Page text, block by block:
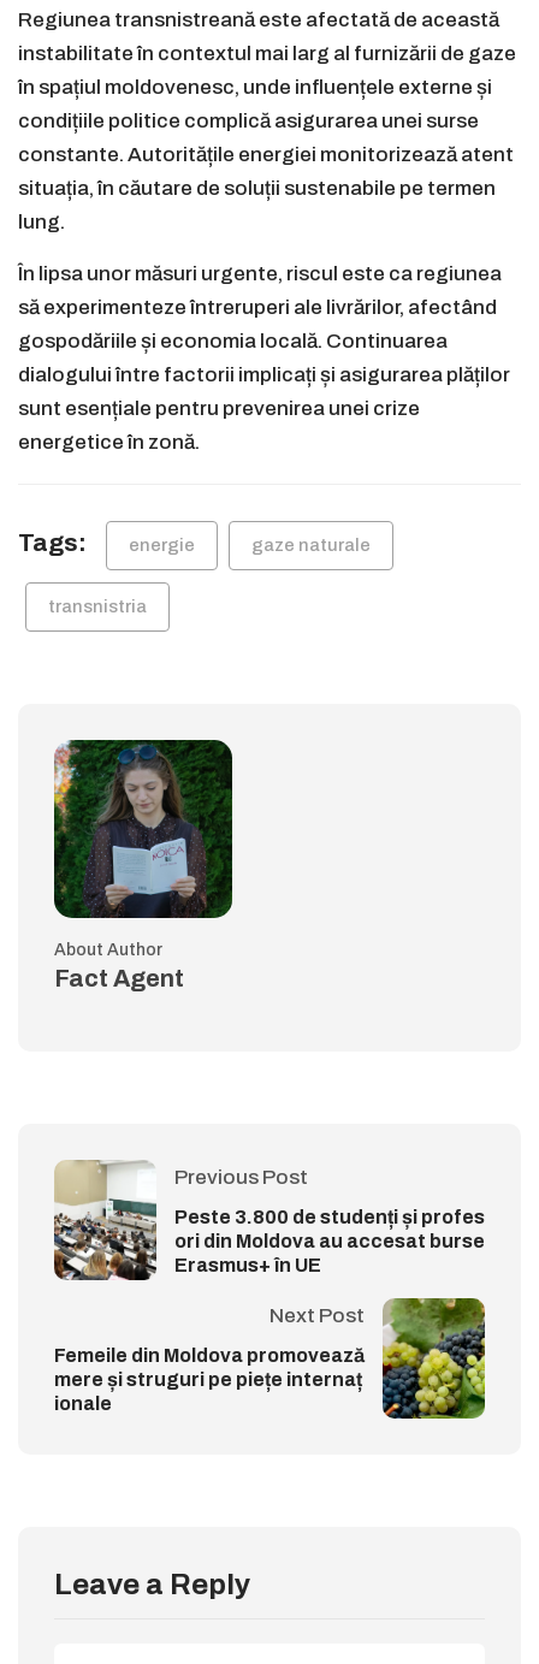
Regiunea transnistreană este afectată de această
instabilitate în contextul mai larg al furnizării de gaze
în spațiul moldovenesc, unde influențele externe și
condițiile politice complică asigurarea unei surse
constante. Autoritățile energiei monitorizează atent
situația, în căutare de soluții sustenabile pe termen
lung.
În lipsa unor măsuri urgente, riscul este ca regiunea
să experimenteze întreruperi ale livrărilor, afectând
gospodăriile și economia locală. Continuarea
dialogului între factorii implicați și asigurarea plăților
sunt esențiale pentru prevenirea unei crize
energetice în zonă.
Tags: energie gaze naturale
transnistria
About Author
Fact Agent
Previous Post
Peste 3.800 de studenți și profes
ori din Moldova au accesat burse
Erasmus+ în UE
Next Post
Femeile din Moldova promovează
mere și struguri pe piețe internaț
ionale
Leave a Reply